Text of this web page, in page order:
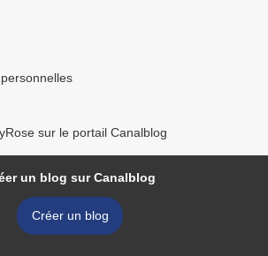
sur le portail Canalblog
un blog sur Canalblog
Créer un blog